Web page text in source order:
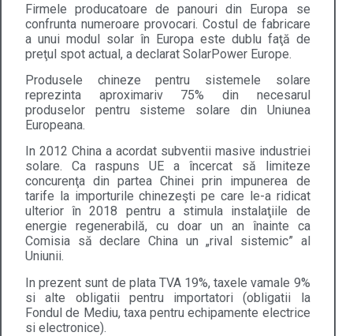
Firmele producatoare de panouri din Europa se
confrunta numeroare provocari. Costul de fabricare
a unui modul solar în Europa este dublu faţă de
preţul spot actual, a declarat SolarPower Europe.
Produsele chineze pentru sistemele solare
reprezinta aproximariv 75% din necesarul
produselor pentru sisteme solare din Uniunea
Europeana.
In 2012 China a acordat subventii masive industriei
solare. Ca raspuns UE a încercat să limiteze
concurenţa din partea Chinei prin impunerea de
tarife la importurile chinezeşti pe care le-a ridicat
ulterior în 2018 pentru a stimula instalaţiile de
energie regenerabilă, cu doar un an înainte ca
Comisia să declare China un „rival sistemic” al
Uniunii.
In prezent sunt de plata TVA 19%, taxele vamale 9%
si alte obligatii pentru importatori (obligatii la
Fondul de Mediu, taxa pentru echipamente electrice
si electronice).